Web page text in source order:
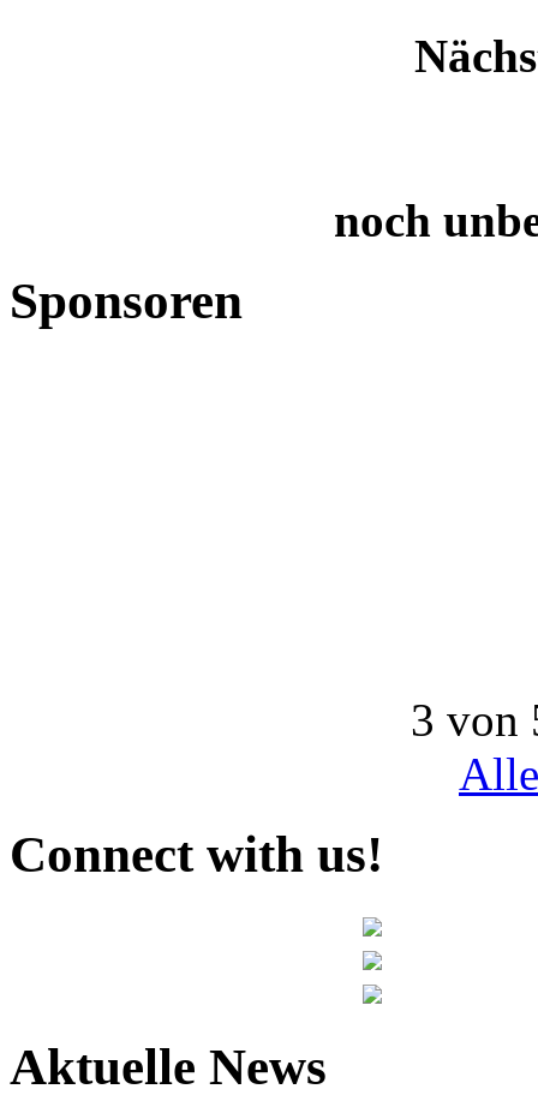
noch
Sponsoren
3 von
Connect with us!
Aktuelle News